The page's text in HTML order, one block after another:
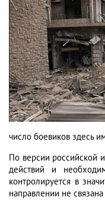
число боевиков здесь
По версии российской
действий и
контролируется в
направлении не